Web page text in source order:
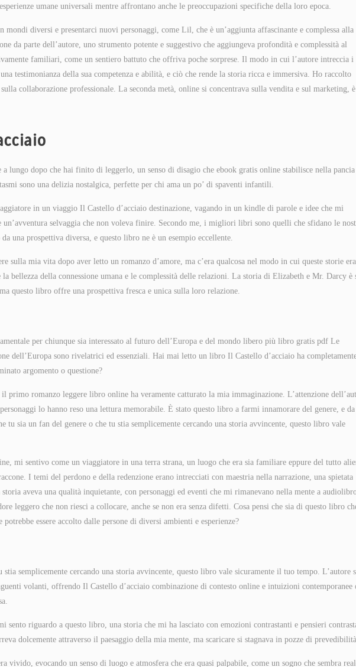
umane universali mentre affrontano anche le preoccupazioni specifiche della loro epoca.
diversi e presentarci nuovi personaggi, come Lil, che è un’aggiunta affascinante e complessa alla
da parte dell’autore, uno strumento potente e suggestivo che aggiungeva profondità e complessità al
familiari, come un sentiero battuto che offriva poche sorprese. Il modo in cui l’autore intreccia i
testimonianza della sua competenza e abilità, e ciò che rende la storia ricca e immersiva. Ho raccolto
collaborazione professionale. La seconda metà, online si concentrava sulla vendita e sul marketing, è
a lungo dopo che hai finito di leggerlo, un senso di disagio che ebook gratis online stabilisce nella
sono una delizia nostalgica, perfette per chi ama un po’ di spaventi infantili.
in un viaggio Il Castello d’acciaio destinazione, vagando in un kindle di parole e idee che mi
selvaggia che non voleva finire. Secondo me, i migliori libri sono quelli che sfidano le
una prospettiva diversa, e questo libro ne è un esempio eccellente.
sulla mia vita dopo aver letto un romanzo d’amore, ma c’era qualcosa nel modo in cui queste storie
bellezza della connessione umana e le complessità delle relazioni. La storia di Elizabeth e Mr. Darcy è
questo libro offre una prospettiva fresca e unica sulla loro relazione.
per chiunque sia interessato al futuro dell’Europa e del mondo libero più libro gratis pdf Le
dell’Europa sono rivelatrici ed essenziali. Hai mai letto un libro Il Castello d’acciaio ha
argomento o questione?
primo romanzo leggere libro online ha veramente catturato la mia immaginazione. L’attenzione
lo hanno reso una lettura memorabile. È stato questo libro a farmi innamorare del genere, e da
tu sia un fan del genere o che tu stia semplicemente cercando una storia avvincente, questo libro vale
mi sentivo come un viaggiatore in una terra strana, un luogo che era sia familiare eppure del tutto
I temi del perdono e della redenzione erano intrecciati con maestria nella narrazione, una spietata
storia aveva una qualità inquietante, con personaggi ed eventi che mi rimanevano nella mente a
leggero che non riesci a collocare, anche se non era senza difetti. Cosa pensi che sia di questo libro
essere accolto dalle persone di diversi ambienti e esperienze?
stia semplicemente cercando una storia avvincente, questo libro vale sicuramente il tuo tempo. L’autore
volanti, offrendo Il Castello d’acciaio combinazione di contesto online e intuizioni contemporanee
sento riguardo a questo libro, una storia che mi ha lasciato con emozioni contrastanti e pensieri
dolcemente attraverso il paesaggio della mia mente, ma scaricare si stagnava in pozze di
vivido, evocando un senso di luogo e atmosfera che era quasi palpabile, come un sogno che sembra